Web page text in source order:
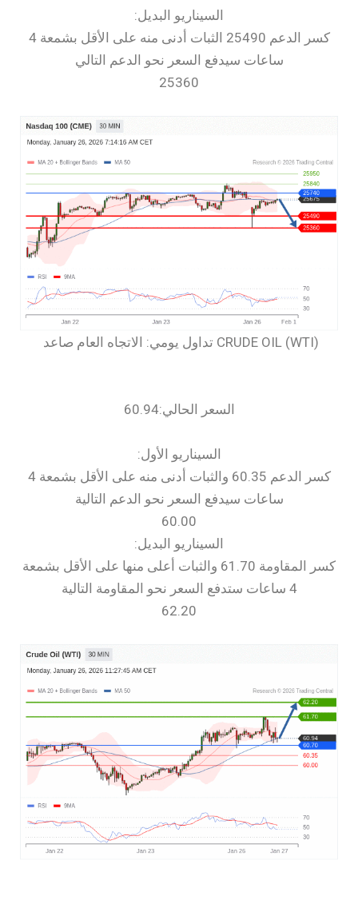
السيناريو البديل:
كسر الدعم 25490 الثبات أدنى منه على الأقل بشمعة 4
ساعات سيدفع السعر نحو الدعم التالي
25360
السعر الحالي:60.94
السيناريو الأول:
كسر الدعم 60.35 والثبات أدنى منه على الأقل بشمعة 4
ساعات سيدفع السعر نحو الدعم التالية
60.00
السيناريو البديل:
كسر المقاومة 61.70 والثبات أعلى منها على الأقل بشمعة
4 ساعات ستدفع السعر نحو المقاومة التالية
62.20